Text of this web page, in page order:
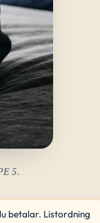
5.
betalar. Listordning